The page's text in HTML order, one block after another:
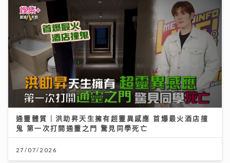
通靈體質｜洪助昇天生擁有超靈異感應 首爆最火酒店撞
鬼 第一次打開通靈之門 驚見同學死亡
27/07/2026